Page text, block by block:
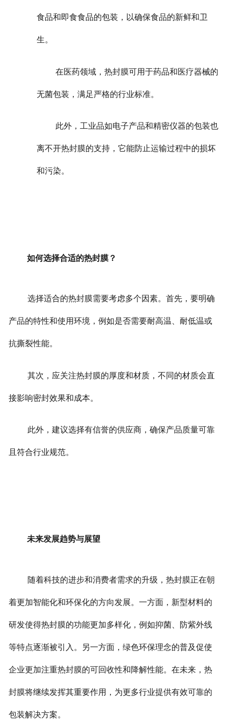
食品和即食食品的包装，以确保食品的新鲜和卫
生。
在医药领域，热封膜可用于药品和医疗器械的
无菌包装，满足严格的行业标准。
此外，工业品如电子产品和精密仪器的包装也
离不开热封膜的支持，它能防止运输过程中的损坏
和污染。
如何选择合适的热封膜？
选择适合的热封膜需要考虑多个因素。首先，要明确
产品的特性和使用环境，例如是否需要耐高温、耐低温或
抗撕裂性能。
其次，应关注热封膜的厚度和材质，不同的材质会直
接影响密封效果和成本。
此外，建议选择有信誉的供应商，确保产品质量可靠
且符合行业规范。
未来发展趋势与展望
随着科技的进步和消费者需求的升级，热封膜正在朝
着更加智能化和环保化的方向发展。 一方面，新型材料的
研发使得热封膜的功能更加多样化，例如抑菌、防紫外线
等特点逐渐被引入。 另一方面，绿色环保理念的普及促使
企业更加注重热封膜的可回收性和降解性能。 在未来，热
封膜将继续发挥其重要作用，为更多行业提供有效可靠的
包装解决方案。